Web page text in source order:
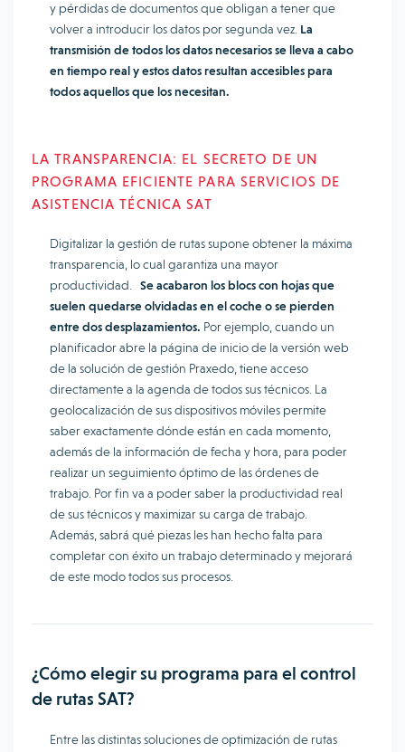
y pérdidas de documentos que obligan a tener que
volver a introducir los datos por segunda vez. La
transmisión de todos los datos necesarios se lleva a cabo
en tiempo real y estos datos resultan accesibles para
todos aquellos que los necesitan.
LA TRANSPARENCIA: EL SECRETO DE UN
PROGRAMA EFICIENTE PARA SERVICIOS DE
ASISTENCIA TÉCNICA SAT
Digitalizar la gestión de rutas supone obtener la máxima
transparencia, lo cual garantiza una mayor
productividad. Se acabaron los blocs con hojas que
suelen quedarse olvidadas en el coche o se pierden
entre dos desplazamientos. Por ejemplo, cuando un
planificador abre la página de inicio de la versión web
de la solución de gestión Praxedo, tiene acceso
directamente a la agenda de todos sus técnicos. La
geolocalización de sus dispositivos móviles permite
saber exactamente dónde están en cada momento,
además de la información de fecha y hora, para poder
realizar un seguimiento óptimo de las órdenes de
trabajo. Por fin va a poder saber la productividad real
de sus técnicos y maximizar su carga de trabajo.
Además, sabrá qué piezas les han hecho falta para
completar con éxito un trabajo determinado y mejorará
de este modo todos sus procesos.
¿Cómo elegir su programa para el control
de rutas SAT?
Entre las distintas soluciones de optimización de rutas